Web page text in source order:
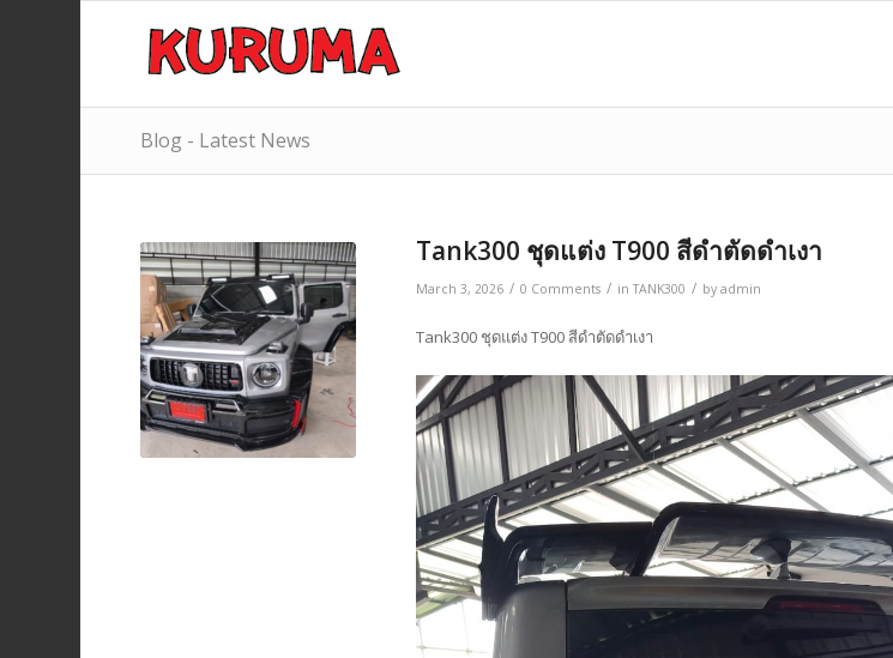
Blog - Latest News
Tank300 ชุดแต่ง T900 สีดำตัดดำเงา
March 3, 2026 / 0 Comments / inTANK300 / byadmin
Tank300 ชุดแต่ง T900 สีดำตัดดำเงา